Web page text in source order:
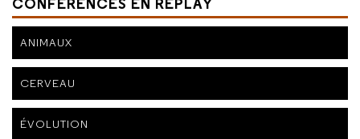
CONFÉRENCES EN REPLAY
ANIMAUX
CERVEAU
ÉVOLUTION